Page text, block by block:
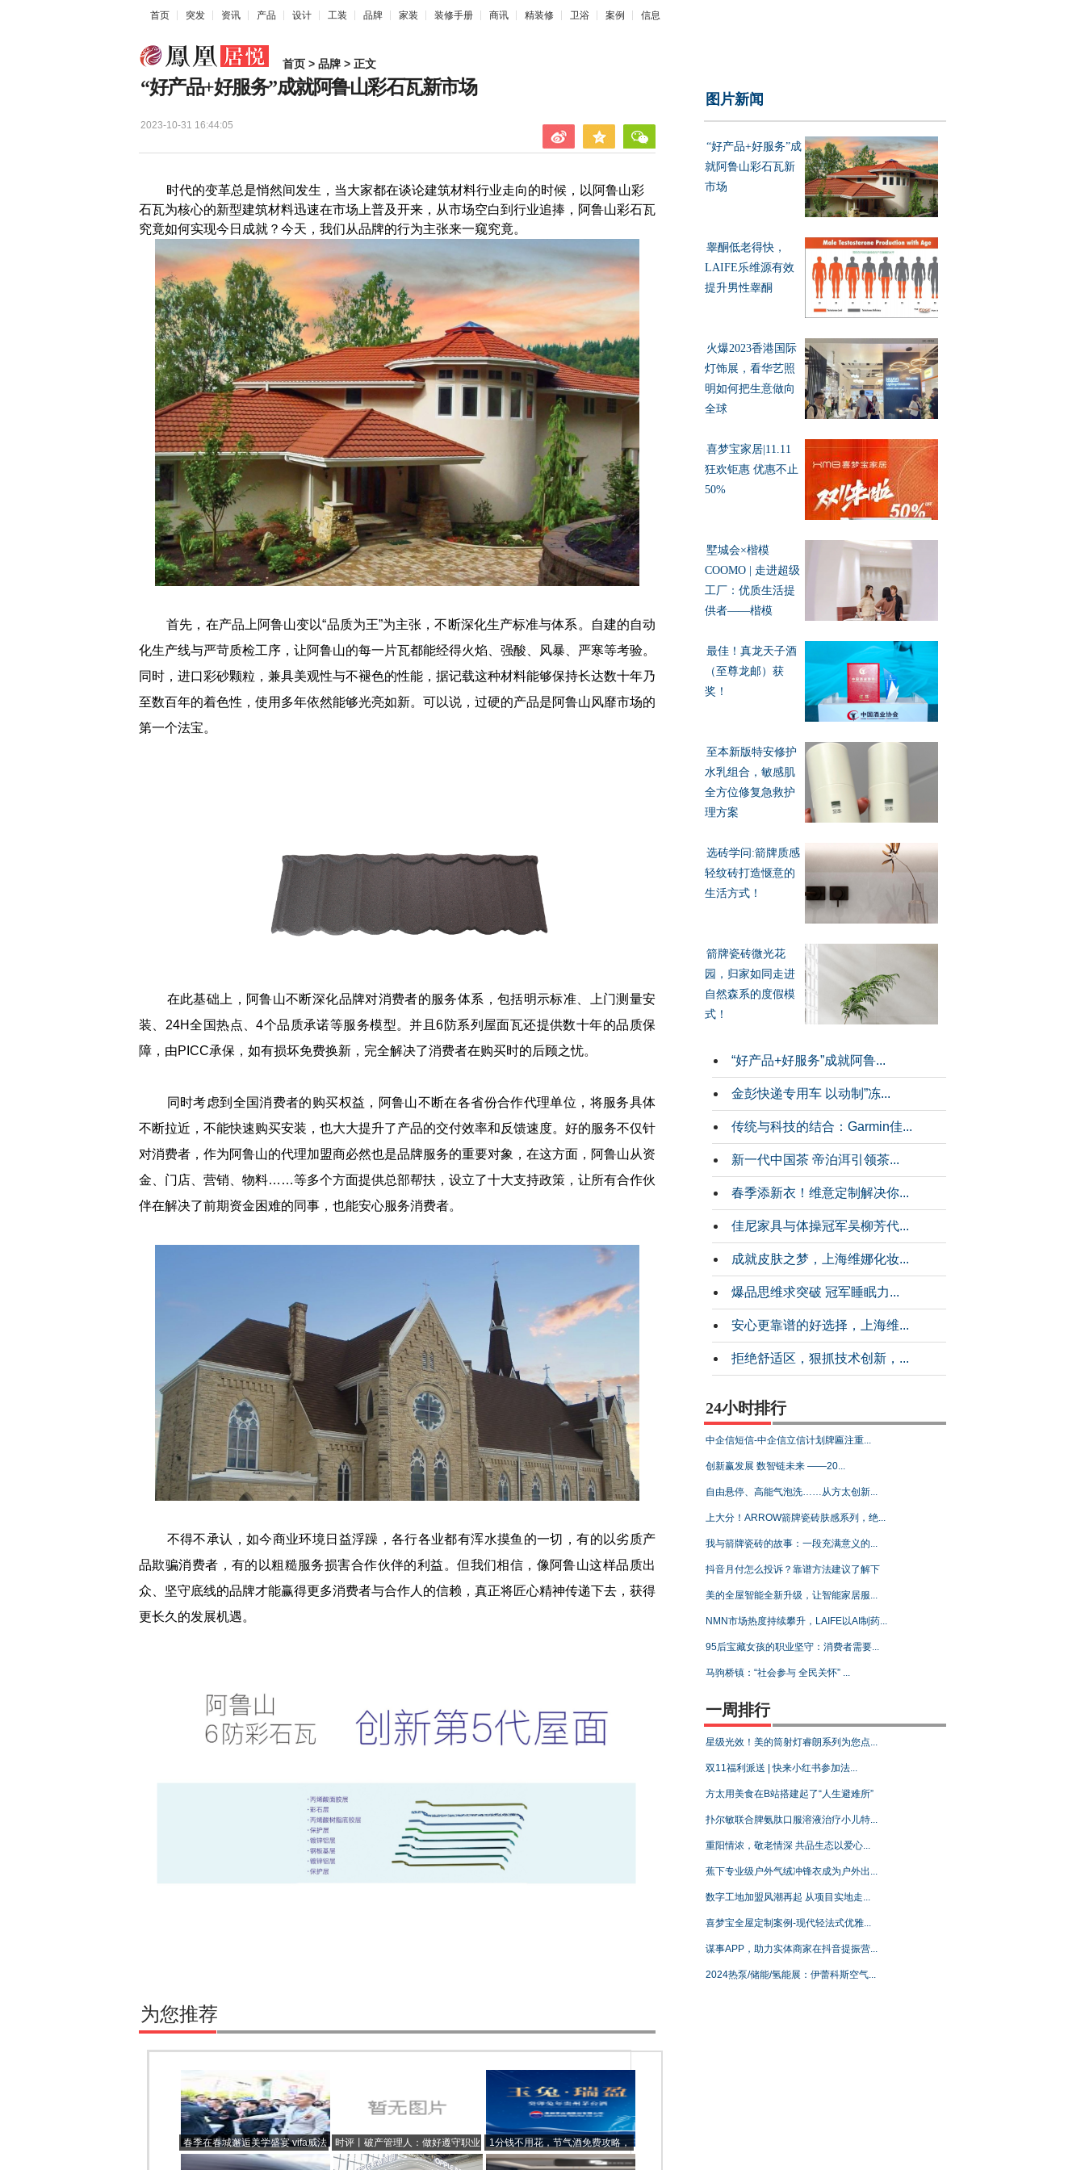
首页 突发 资讯 产品 设计 工装 品牌 家装 装修手册 商讯 精装修 卫浴 案例 信息
首页 > 品牌 > 正文
“好产品+好服务”成就阿鲁山彩石瓦新市场
2023-10-31 16:44:05
时代的变革总是悄然间发生，当大家都在谈论建筑材料行业走向的时候，以阿鲁山彩
石瓦为核心的新型建筑材料迅速在市场上普及开来，从市场空白到行业追捧，阿鲁山彩石瓦
究竟如何实现今日成就？今天，我们从品牌的行为主张来一窥究竟。
首先，在产品上阿鲁山变以“品质为王”为主张，不断深化生产标准与体系。自建的自动
化生产线与严苛质检工序，让阿鲁山的每一片瓦都能经得火焰、强酸、风暴、严寒等考验。
同时，进口彩砂颗粒，兼具美观性与不褪色的性能，据记载这种材料能够保持长达数十年乃
至数百年的着色性，使用多年依然能够光亮如新。可以说，过硬的产品是阿鲁山风靡市场的
第一个法宝。
在此基础上，阿鲁山不断深化品牌对消费者的服务体系，包括明示标准、上门测量安
装、24H全国热点、4个品质承诺等服务模型。并且6防系列屋面瓦还提供数十年的品质保
障，由PICC承保，如有损坏免费换新，完全解决了消费者在购买时的后顾之忧。
同时考虑到全国消费者的购买权益，阿鲁山不断在各省份合作代理单位，将服务具体
不断拉近，不能快速购买安装，也大大提升了产品的交付效率和反馈速度。好的服务不仅针
对消费者，作为阿鲁山的代理加盟商必然也是品牌服务的重要对象，在这方面，阿鲁山从资
金、门店、营销、物料……等多个方面提供总部帮扶，设立了十大支持政策，让所有合作伙
伴在解决了前期资金困难的同事，也能安心服务消费者。
不得不承认，如今商业环境日益浮躁，各行各业都有浑水摸鱼的一切，有的以劣质产
品欺骗消费者，有的以粗糙服务损害合作伙伴的利益。但我们相信，像阿鲁山这样品质出
众、坚守底线的品牌才能赢得更多消费者与合作人的信赖，真正将匠心精神传递下去，获得
更长久的发展机遇。
为您推荐
春季在春城邂逅美学盛宴 vifa威法
昆明大商汇旗舰店盛大开业
时评丨破产管理人：做好遵守职业
操守的“企业管家”
1分钱不用花，节气酒免费攻略，
每月赚1000元它不香吗？
图片新闻
“好产品+好服务”成
就阿鲁山彩石瓦新
市场
睾酮低老得快，
LAIFE乐维源有效
提升男性睾酮
火爆2023香港国际
灯饰展，看华艺照
明如何把生意做向
全球
喜梦宝家居|11.11
狂欢钜惠 优惠不止
50%
墅城会×楷模
COOMO | 走进超级
工厂：优质生活提
供者——楷模
最佳！真龙天子酒
（至尊龙邮）获
奖！
至本新版特安修护
水乳组合，敏感肌
全方位修复急救护
理方案
选砖学问:箭牌质感
轻纹砖打造惬意的
生活方式！
箭牌瓷砖微光花
园，归家如同走进
自然森系的度假模
式！
“好产品+好服务”成就阿鲁...
金彭快递专用车 以动制”冻...
传统与科技的结合：Garmin佳...
新一代中国茶 帝泊洱引领茶...
春季添新衣！维意定制解决你...
佳尼家具与体操冠军吴柳芳代...
成就皮肤之梦，上海维娜化妆...
爆品思维求突破 冠军睡眠力...
安心更靠谱的好选择，上海维...
拒绝舒适区，狠抓技术创新，...
24小时排行
中企信短信-中企信立信计划牌匾注重...
创新赢发展 数智链未来 ——20...
自由悬停、高能气泡洗……从方太创新...
上大分！ARROW箭牌瓷砖肤感系列，绝...
我与箭牌瓷砖的故事：一段充满意义的...
抖音月付怎么投诉？靠谱方法建议了解下
美的全屋智能全新升级，让智能家居服...
NMN市场热度持续攀升，LAIFE以AI制药...
95后宝藏女孩的职业坚守：消费者需要...
马驹桥镇：“社会参与 全民关怀” ...
一周排行
星级光效！美的筒射灯睿朗系列为您点...
双11福利派送 | 快来小红书参加法...
方太用美食在B站搭建起了“人生避难所”
扑尔敏联合脾氨肽口服溶液治疗小儿特...
重阳情浓，敬老情深 共品生态以爱心...
蕉下专业级户外气绒冲锋衣成为户外出...
数字工地加盟风潮再起 从项目实地走...
喜梦宝全屋定制案例-现代轻法式优雅...
谋事APP，助力实体商家在抖音提振营...
2024热泵/储能/氢能展：伊蕾科斯空气...